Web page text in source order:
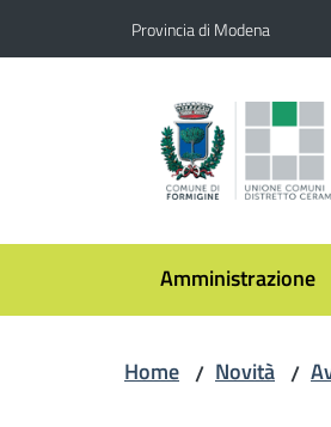
Provincia di Modena
Amministrazione
Home / Novità /